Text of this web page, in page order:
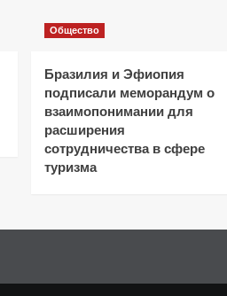
Общество
Бразилия и Эфиопия
подписали меморандум о
взаимопонимании для
расширения
сотрудничества в сфере
туризма